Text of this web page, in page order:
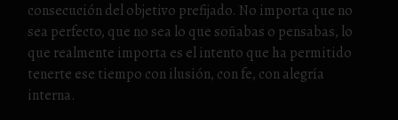
consecución del objetivo prefijado. No importa que no
sea perfecto, que no sea lo que soñabas o pensabas, lo
que realmente importa es el intento que ha permitido
tenerte ese tiempo con ilusión, con fe, con alegría
interna.